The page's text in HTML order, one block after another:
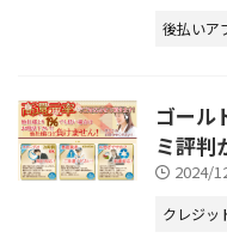
後払いア
ゴール
ミ評判
2024/
クレジッ